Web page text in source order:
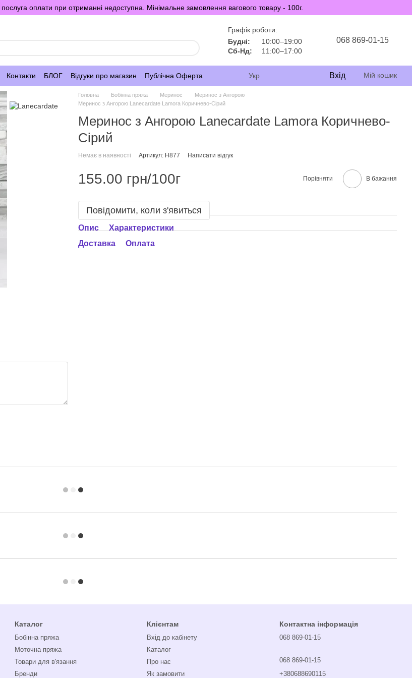
оплати при отриманні недоступна. Мінімальне замовлення вагового товару - 100г.
Графік роботи:
Будні:
10:00–19:00
Сб-Нд:
11:00–17:00
068 869-01-15
Контакти БЛОГ Відгуки про магазин Публічна Оферта Укр Вхід Мій кошик
Головна Бобінна пряжа Меринос
Меринос з Ангорою
Меринос з Ангорою Lanecardate Lamora Коричнево-Сірий
Меринос з Ангорою Lanecardate Lamora Коричнево-
Сірий
Немає в наявності Артикул: H877 Написати відгук
155.00 грн/100г Порівняти В бажання
Повідомити, коли з'явиться
Опис
Характеристики
Доставка
Оплата
Каталог
Бобінна пряжа
Моточна пряжа
Товари для в'язання
Бренди
Клієнтам
Вхід до кабінету
Каталог
Про нас
Як замовити
Контактна інформація
068 869-01-15
068 869-01-15
+380688690115